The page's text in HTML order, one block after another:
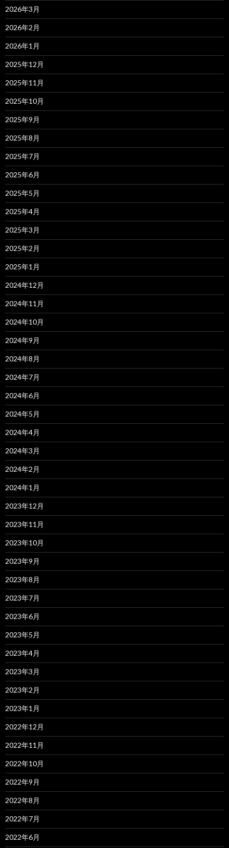
2026年3月
2026年2月
2026年1月
2025年12月
2025年11月
2025年10月
2025年9月
2025年8月
2025年7月
2025年6月
2025年5月
2025年4月
2025年3月
2025年2月
2025年1月
2024年12月
2024年11月
2024年10月
2024年9月
2024年8月
2024年7月
2024年6月
2024年5月
2024年4月
2024年3月
2024年2月
2024年1月
2023年12月
2023年11月
2023年10月
2023年9月
2023年8月
2023年7月
2023年6月
2023年5月
2023年4月
2023年3月
2023年2月
2023年1月
2022年12月
2022年11月
2022年10月
2022年9月
2022年8月
2022年7月
2022年6月